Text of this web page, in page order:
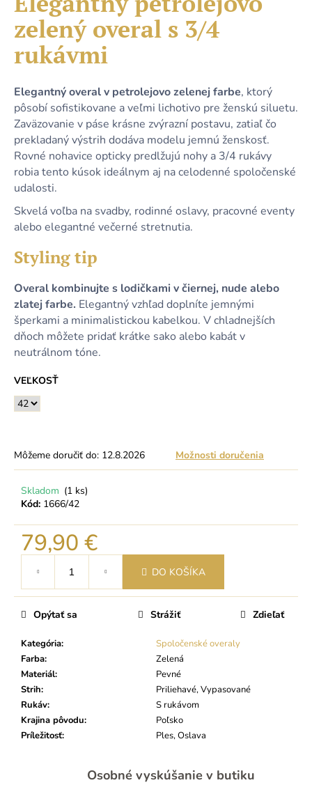
je
z
hviezdičiek.
zelený overal s 3/4
rukávmi
Elegantný overal v petrolejovo zelenej farbe, ktorý
pôsobí sofistikovane a veľmi lichotivo pre ženskú siluetu.
Zaväzovanie v páse krásne zvýrazní postavu, zatiaľ čo
prekladaný výstrih dodáva modelu jemnú ženskosť.
Rovné nohavice opticky predlžujú nohy a 3/4 rukávy
robia tento kúsok ideálnym aj na celodenné spoločenské
udalosti.
Skvelá voľba na svadby, rodinné oslavy, pracovné eventy
alebo elegantné večerné stretnutia.
Styling tip
Overal kombinujte s lodičkami v čiernej, nude alebo
zlatej farbe. Elegantný vzhľad doplníte jemnými
šperkami a minimalistickou kabelkou. V chladnejších
dňoch môžete pridať krátke sako alebo kabát v
neutrálnom tóne.
VEĽKOSŤ
Môžeme doručiť do: 12.8.2026 Možnosti doručenia
Skladom (1 ks)
Kód: 1666/42
79,90 €
cena:
DO KOŠÍKA
Kategória:
Spoločenské overaly
Farba:
Zelená
Materiál:
Pevné
Strih:
Priliehavé, Vypasované
Rukáv:
S rukávom
Krajina pôvodu:
Poľsko
Príležitosť: Ples, Oslava
Opýtať sa Strážiť Zdieľať
Osobné vyskúšanie v butiku
a
m
e
DLHÉ
TMAVOMODRÉ
SATÉNOVÉ
ŠATY
S
RIASENÍM
A
ROZPARKOM
39,90